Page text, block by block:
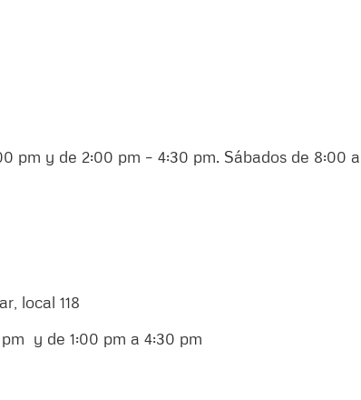
pm y de 2:00 pm – 4:30 pm. Sábados de 8:00
local 118
y de 1:00 pm a 4:30 pm